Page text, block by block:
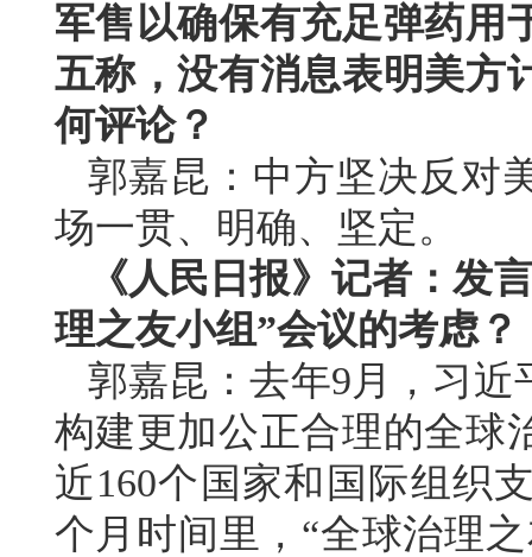
军售以确保有充足弹药用
五称，没有消息表明美方
何评论？
郭嘉昆：中方坚决反对
场一贯、明确、坚定。
《人民日报》记者：发
理之友小组”会议的考虑？
郭嘉昆：去年9月，习
构建更加公正合理的全球
近160个国家和国际组织
个月时间里，“全球治理